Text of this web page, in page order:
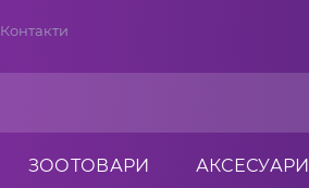
Контакти
ЗООТОВАРИ АКСЕСУАРИ